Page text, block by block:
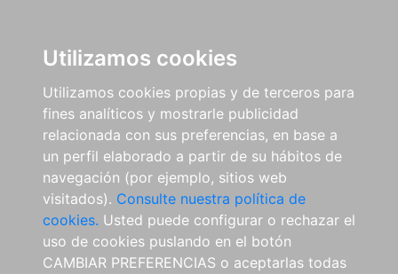
Utilizamos cookies
Utilizamos cookies propias y de terceros para
fines analíticos y mostrarle publicidad
relacionada con sus preferencias, en base a
un perfil elaborado a partir de su hábitos de
navegación (por ejemplo, sitios web
visitados). Consulte nuestra política de
cookies. Usted puede configurar o rechazar el
uso de cookies puslando en el botón
CAMBIAR PREFERENCIAS o aceptarlas todas